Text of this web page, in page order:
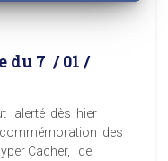
du 7 / 01 /
alerté dès hier
des
Cacher, de